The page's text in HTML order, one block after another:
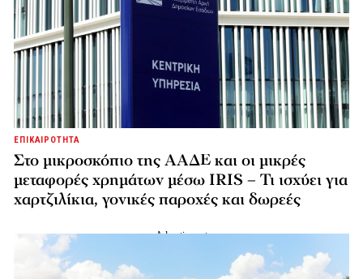
ΕΠΙΚΑΙΡΟΤΗΤΑ
Στο μικροσκόπιο της ΑΑΔΕ και οι μικρές
μεταφορές χρημάτων μέσω IRIS – Τι ισχύει για
χαρτζιλίκια, γονικές παροχές και δωρεές